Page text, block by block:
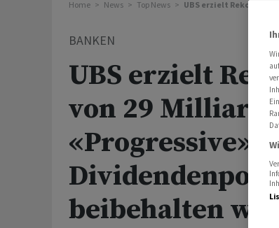
Home News Top News UBS erzielt
BANKEN
UBS erzielt
von 29
«Progressive»
beibehalten